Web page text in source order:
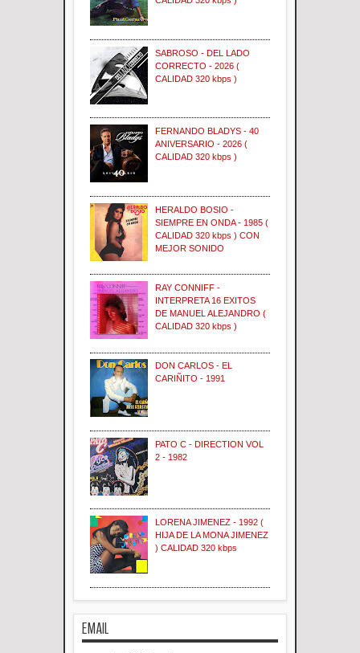
SABROSO - DEL LADO
CORRECTO - 2026 (
CALIDAD 320 kbps )
FERNANDO BLADYS - 40
ANIVERSARIO - 2026 (
CALIDAD 320 kbps )
HERALDO BOSIO -
SIEMPRE EN ONDA - 1985 (
CALIDAD 320 kbps ) CON
MEJOR SONIDO
RAY CONNIFF -
INTERPRETA 16 EXITOS
DE MANUEL ALEJANDRO (
CALIDAD 320 kbps )
DON CARLOS - EL
CARIÑITO - 1991
PATO C - DIRECTION VOL
2 - 1982
LORENA JIMENEZ - 1992 (
HIJA DE LA MONA JIMENEZ
) CALIDAD 320 kbps
EMAIL